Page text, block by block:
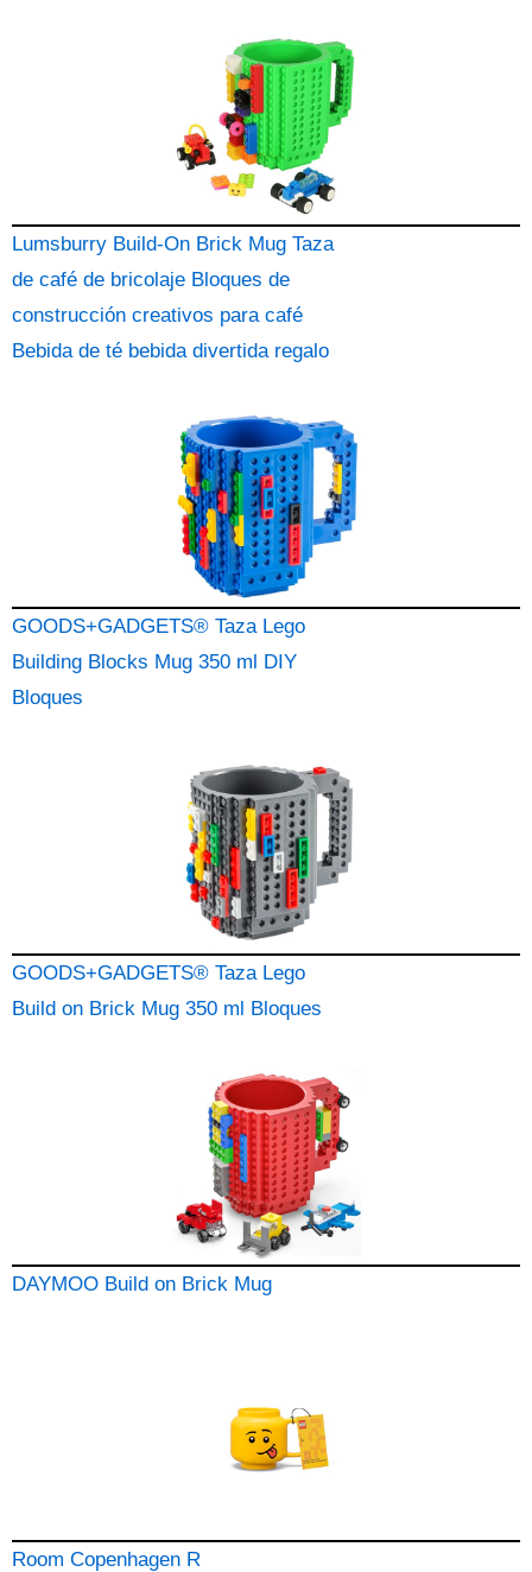
Lumsburry Build-On Brick Mug Taza
de café de bricolaje Bloques de
construcción creativos para café
Bebida de té bebida divertida regalo
GOODS+GADGETS® Taza Lego
Building Blocks Mug 350 ml DIY
Bloques
GOODS+GADGETS® Taza Lego
Build on Brick Mug 350 ml Bloques
DAYMOO Build on Brick Mug
Room Copenhagen R